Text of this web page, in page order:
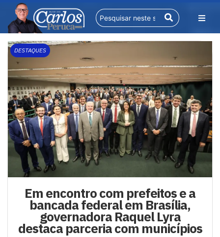
DESTAQUES
Em encontro com prefeitos e a
bancada federal em Brasília,
governadora Raquel Lyra
destaca parceria com municípios